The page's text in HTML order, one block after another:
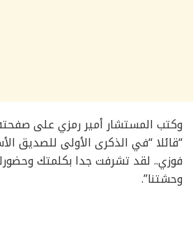
وكتب المستشار أمير رمزي على
“قائلا “في الذكرى الأولى للصديق
فوزي.. لقد تشرفت جدا بكلمتك
وحشتنا”.